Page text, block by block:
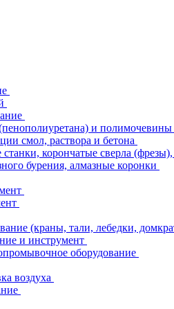
и полимочевины
смол, раствора и бетона
корончатые сверла
бурения, алмазные коронки
(краны, тали, лебедки,
и инструмент
оборудование
воздуха